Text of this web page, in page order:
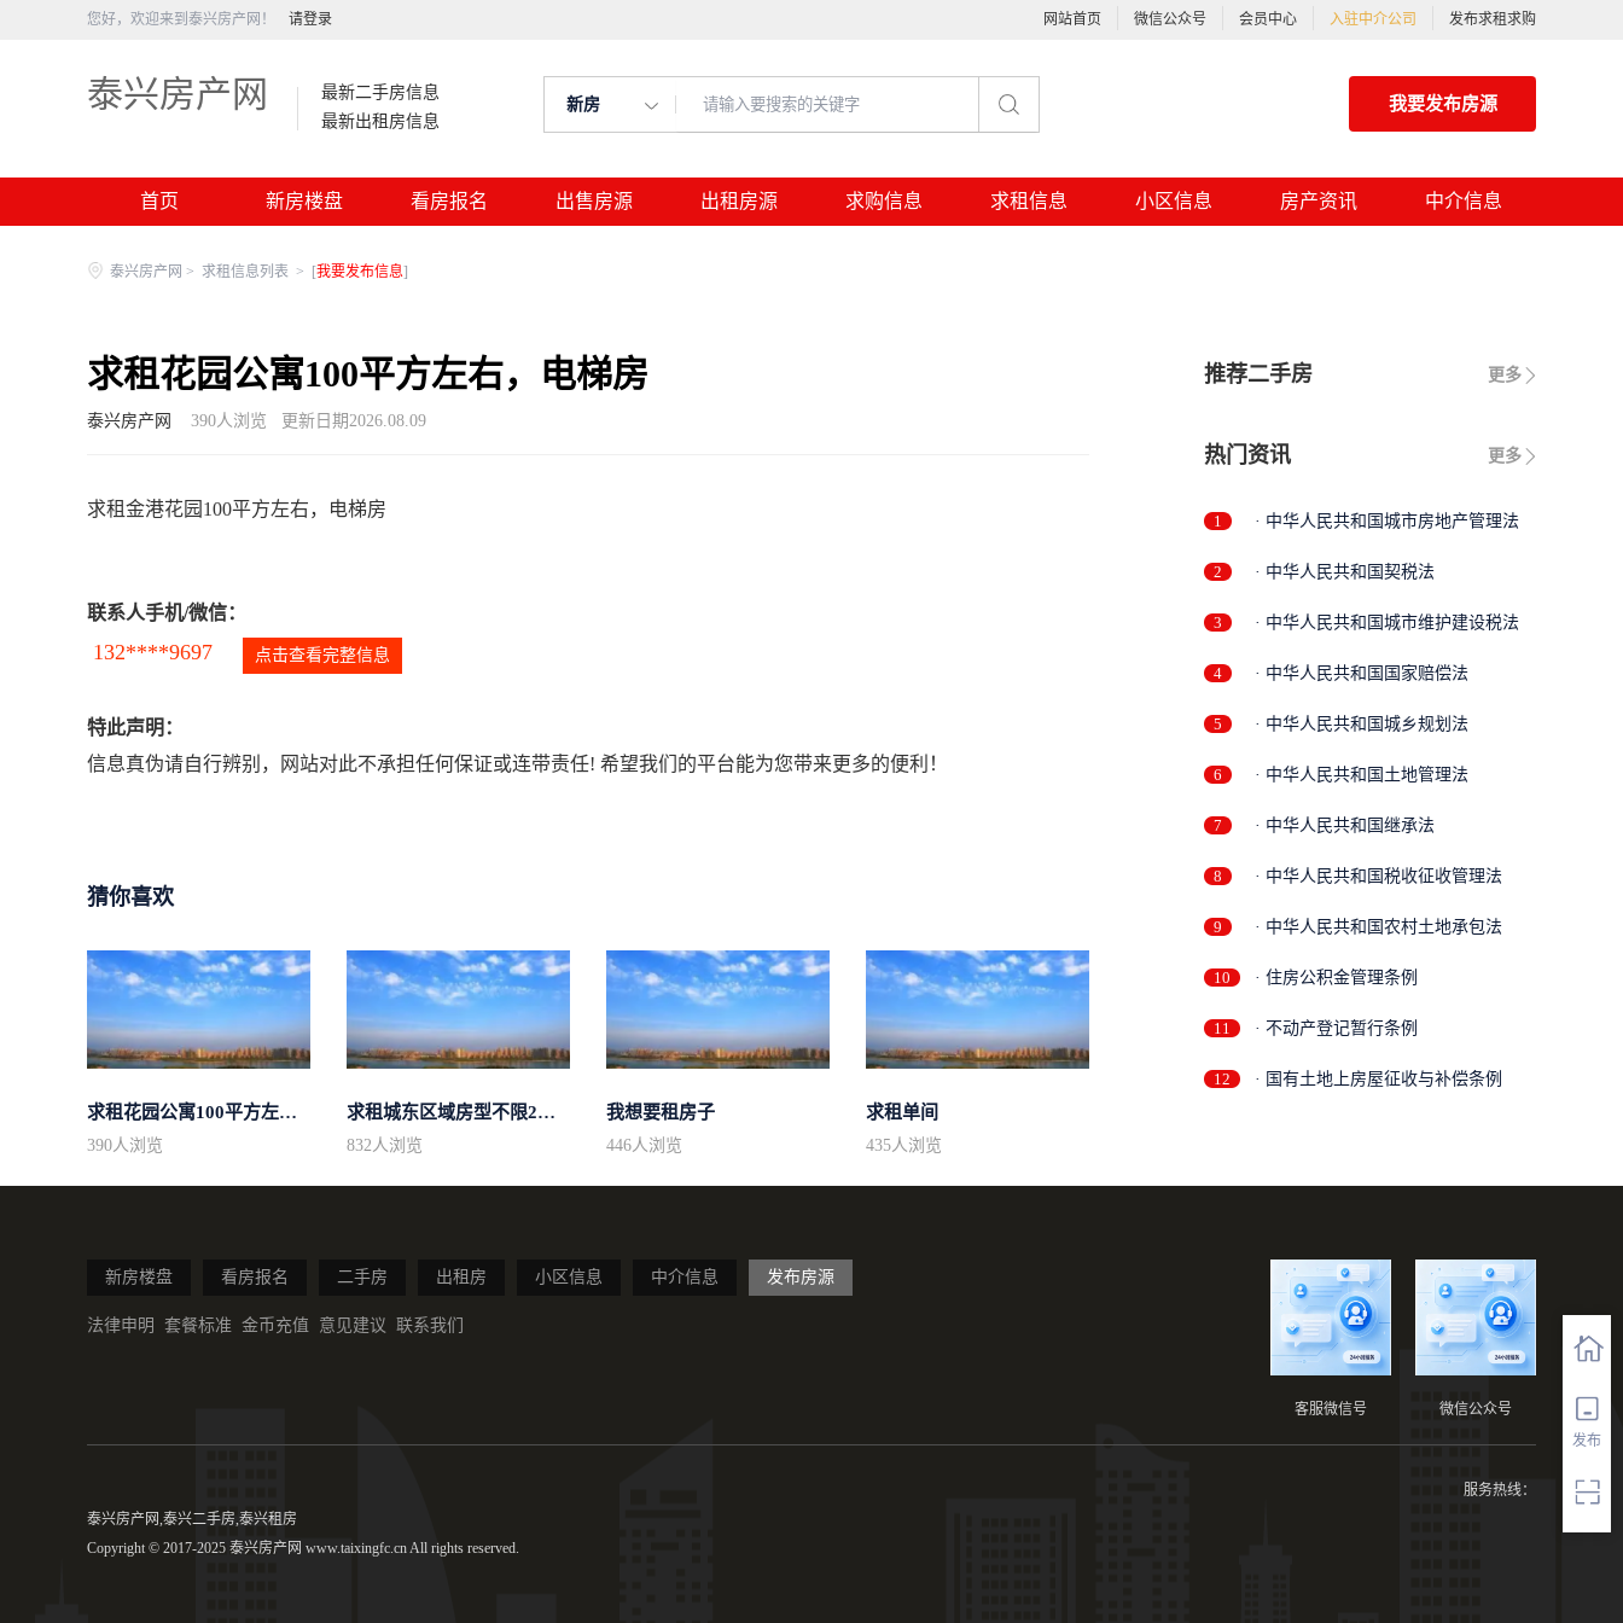
您好，欢迎来到泰兴房产网！ 请登录 网站首页 微信公众号 会员中心 入驻中介公司 发布求租求购
泰兴房产网
最新二手房信息
最新出租房信息
新房 我要发布房源
首页 新房楼盘 看房报名 出售房源 出租房源 求购信息 求租信息 小区信息 房产资讯 中介信息
发布
泰兴房产网 > 求租信息列表 > [我要发布信息]
求租花园公寓100平方左右，电梯房
泰兴房产网 390人浏览 更新日期2026.08.09
求租金港花园100平方左右，电梯房
联系人手机/微信：
132****9697 点击查看完整信息
特此声明：
信息真伪请自行辨别，网站对此不承担任何保证或连带责任! 希望我们的平台能为您带来更多的便利！
猜你喜欢
求租花园公寓100平方左右，电梯房
390人浏览
求租城东区域房型不限2室2卫装修不限2...
832人浏览
我想要租房子
446人浏览
求租单间
435人浏览
更多
推荐二手房
更多
热门资讯
1 · 中华人民共和国城市房地产管理法
2 · 中华人民共和国契税法
3 · 中华人民共和国城市维护建设税法
4 · 中华人民共和国国家赔偿法
5 · 中华人民共和国城乡规划法
6 · 中华人民共和国土地管理法
7 · 中华人民共和国继承法
8 · 中华人民共和国税收征收管理法
9 · 中华人民共和国农村土地承包法
10 · 住房公积金管理条例
11 · 不动产登记暂行条例
12 · 国有土地上房屋征收与补偿条例
新房楼盘 看房报名 二手房 出租房 小区信息 中介信息 发布房源
法律申明 套餐标准 金币充值 意见建议 联系我们
微信公众号
客服微信号
服务热线：
泰兴房产网,泰兴二手房,泰兴租房
Copyright © 2017-2025 泰兴房产网 www.taixingfc.cn All rights reserved.